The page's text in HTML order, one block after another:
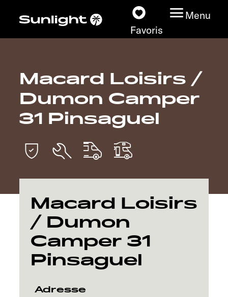
Favoris
Menu
Nos modèles
Configurateur
Recherchez votre
Sunlight
Nos concessionnaires
Découvrir
Service
Macard Loisirs /
Dumon Camper
31 Pinsaguel
Macard Loisirs
/ Dumon
Camper 31
Pinsaguel
Adresse